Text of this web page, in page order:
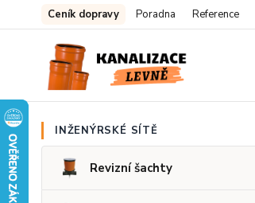
Ceník dopravy Poradna Reference
INŽENÝRSKÉ SÍTĚ
Revizní šachty